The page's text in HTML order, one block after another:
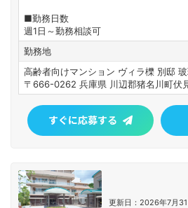
■勤務日数
週1日～勤務相談可
勤務地
高齢者向けマンション ヴィラ櫟 別邸
〒666-0262 兵庫県 川辺郡猪名川町伏
すぐに応募する
更新日：2026年7月31